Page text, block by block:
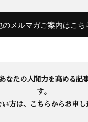
のメルマガご案内はこち
あなたの人間力を高める記
す。
方は、こちらからお申し